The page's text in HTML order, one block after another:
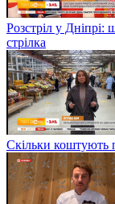
Розстріл у Дніпрі:
стрілка
Скільки коштують